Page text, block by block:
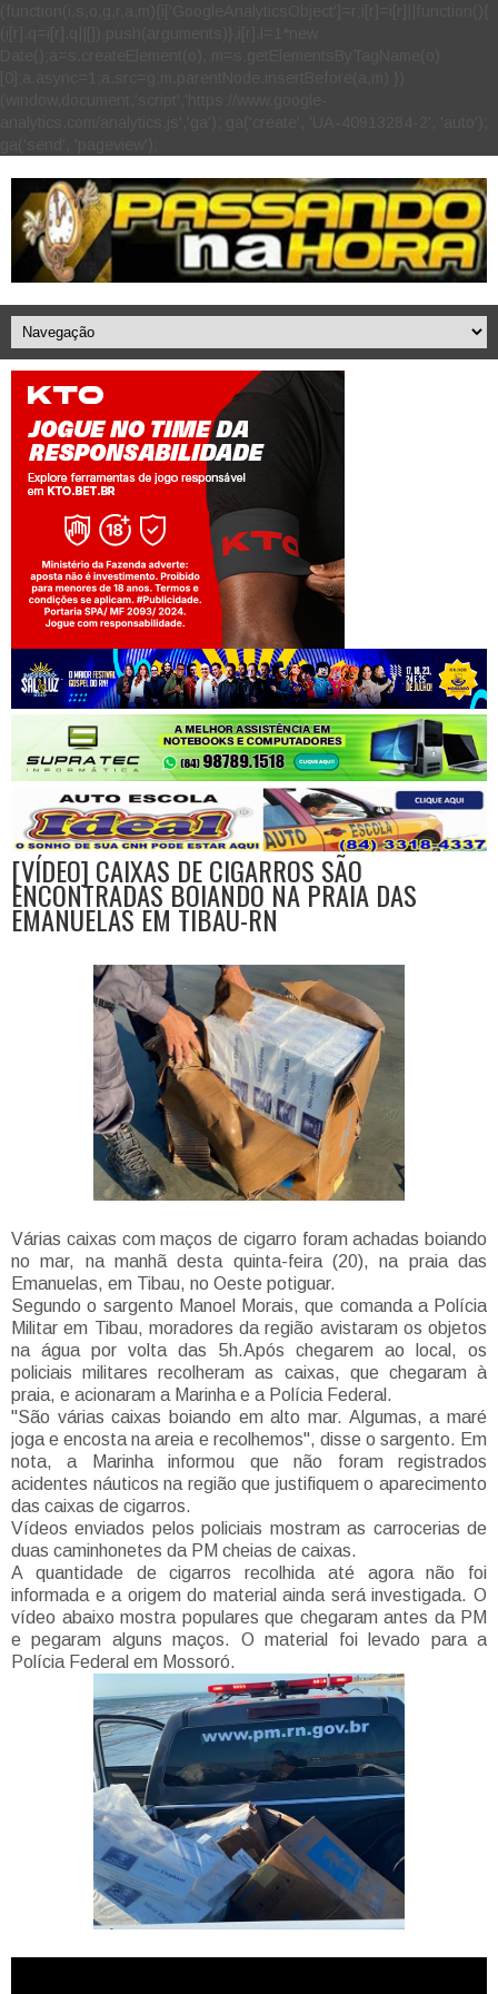
Jogue com responsabilidade. 18+
[VÍDEO] CAIXAS DE CIGARROS SÃO
ENCONTRADAS BOIANDO NA PRAIA DAS
EMANUELAS EM TIBAU-RN
Várias caixas com maços de cigarro foram achadas boiando
no mar, na manhã desta quinta-feira (20), na praia das
Emanuelas, em Tibau, no Oeste potiguar.
Segundo o sargento Manoel Morais, que comanda a Polícia
Militar em Tibau, moradores da região avistaram os objetos
na água por volta das 5h.Após chegarem ao local, os
policiais militares recolheram as caixas, que chegaram à
praia, e acionaram a Marinha e a Polícia Federal.
"São várias caixas boiando em alto mar. Algumas, a maré
joga e encosta na areia e recolhemos", disse o sargento. Em
nota, a Marinha informou que não foram registrados
acidentes náuticos na região que justifiquem o aparecimento
das caixas de cigarros.
Vídeos enviados pelos policiais mostram as carrocerias de
duas caminhonetes da PM cheias de caixas.
A quantidade de cigarros recolhida até agora não foi
informada e a origem do material ainda será investigada. O
vídeo abaixo mostra populares que chegaram antes da PM
e pegaram alguns maços. O material foi levado para a
Polícia Federal em Mossoró.